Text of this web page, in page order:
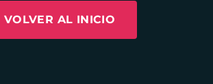
VOLVER AL INICIO